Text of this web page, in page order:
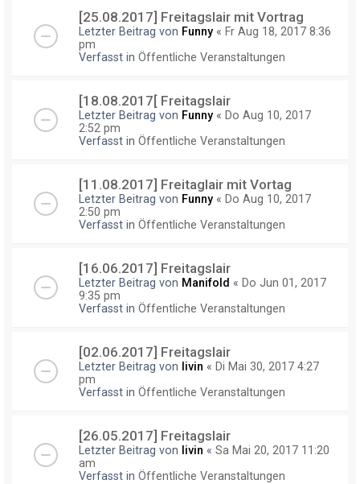
[25.08.2017] Freitagslair mit Vortrag
Letzter Beitrag von Funny « Fr Aug 18, 2017 8:36
pm
Verfasst in Öffentliche Veranstaltungen
[18.08.2017[ Freitagslair
Letzter Beitrag von Funny « Do Aug 10, 2017
2:52 pm
Verfasst in Öffentliche Veranstaltungen
[11.08.2017] Freitaglair mit Vortag
Letzter Beitrag von Funny « Do Aug 10, 2017
2:50 pm
Verfasst in Öffentliche Veranstaltungen
[16.06.2017] Freitagslair
Letzter Beitrag von Manifold « Do Jun 01, 2017
9:35 pm
Verfasst in Öffentliche Veranstaltungen
[02.06.2017] Freitagslair
Letzter Beitrag von livin « Di Mai 30, 2017 4:27
pm
Verfasst in Öffentliche Veranstaltungen
[26.05.2017] Freitagslair
Letzter Beitrag von livin « Sa Mai 20, 2017 11:20
am
Verfasst in Öffentliche Veranstaltungen